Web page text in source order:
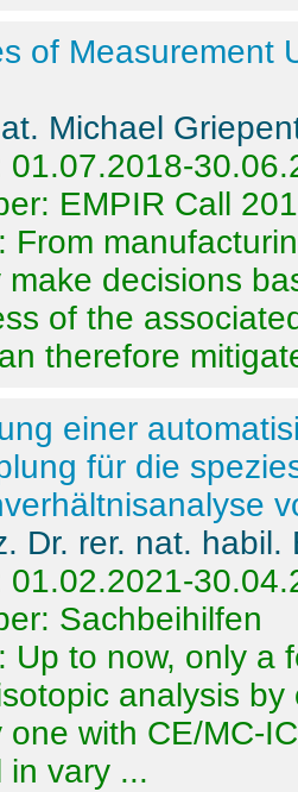
of Measurement
Michael
01.07.2018-
EMPIR Call
From
make decisions
of the
therefore
einer
für die
Dr. rer. nat.
01.02.2021-
Sachbeihilfen
Up to now, only a
analysis
one with CE/MC-
in vary ...